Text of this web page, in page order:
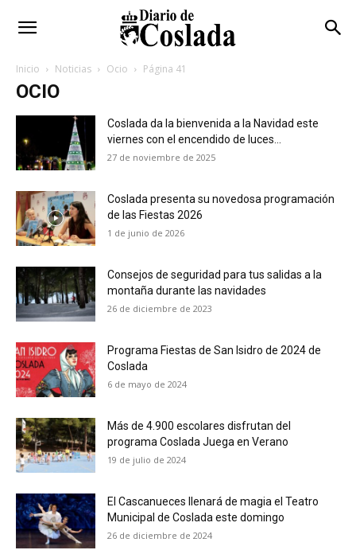
Inicio Noticias Ocio Página 41
OCIO
Coslada da la bienvenida a la Navidad este
viernes con el encendido de luces...
27 de noviembre de 2025
Coslada presenta su novedosa programación
de las Fiestas 2026
1 de junio de 2026
Consejos de seguridad para tus salidas a la
montaña durante las navidades
26 de diciembre de 2023
Programa Fiestas de San Isidro de 2024 de
Coslada
6 de mayo de 2024
Más de 4.900 escolares disfrutan del
programa Coslada Juega en Verano
19 de julio de 2024
El Cascanueces llenará de magia el Teatro
Municipal de Coslada este domingo
26 de diciembre de 2024